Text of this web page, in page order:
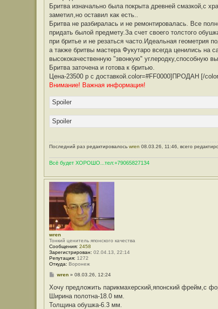
Бритва изначально была покрыта древней смазкой,с
заметил,но оставил как есть..
Бритва не разбиралась и не ремонтировалась. Все
придать былой предмету.За счет своего толстого
при бритье и не резаться часто.Идеальная геометрия
а также бритвы мастера Фукутаро всегда ценились на
высококачественную "звонкую" углеродку,способную
Бритва заточена и готова к бритью.
Цена-23500 р с доставкой.color=#FF0000]ПРОДАН [/
Внимание! Важная информация!
Spoiler
Spoiler
Последний раз редактировалось wren 08.03.26, 11:46, всего
Всё будет ХОРОШО...тел:+79065827134
wren
Тонкий ценитель японского качества
Сообщения: 2458
Зарегистрирован: 02.04.13, 22:14
Репутация: 1272
Откуда: Воронеж
С
о
щ
е
wren» 08.03.26, 12:24
Хочу предложить парикмахерский,японский фрейм,с
Ширина полотна-18.0 мм.
Толщина обушка-6.3 мм.